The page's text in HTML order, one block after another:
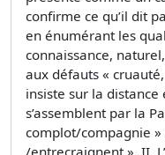
confirme ce qu’il dit
en énumérant les
connaissance,
aux défauts «
insiste sur la
s’assemblent par la
complot/compagnie
/entrecraignent ». II.